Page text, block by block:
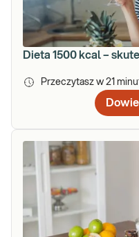
Dieta 1500 kcal –
Przeczytasz w 21